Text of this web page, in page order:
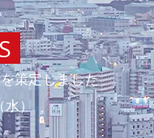
策定しました
水）